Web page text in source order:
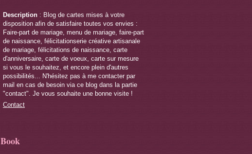
Description : Blog de cartes mises à votre
disposition afin de satisfaire toutes vos envies :
Faire-part de mariage, menu de mariage, faire-part
de naissance, félicitationserie créative artisanale
de mariage, félicitations de naissance, carte
d'anniversaire, carte de voeux, carte sur mesure
si vous le souhaitez, et encore plein d'autres
possibilités... N'hésitez pas à me contacter par
mail en cas de besoin via ce blog dans la partie
"contact". Je vous souhaite une bonne visite !
Contact
Book